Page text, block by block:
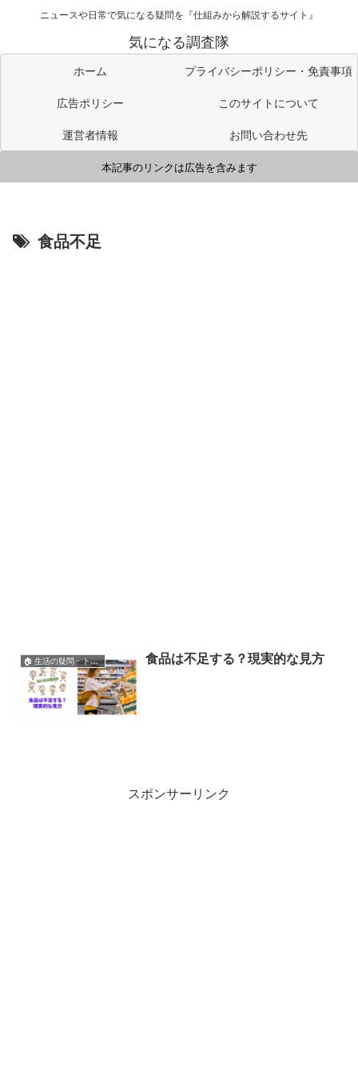
ニュースや日常で気になる疑問を『仕組みから解説するサイト』
気になる調査隊
ホーム
プライバシーポリシー・免責事項
広告ポリシー
このサイトについて
運営者情報
お問い合わせ先
本記事のリンクは広告を含みます
食品不足
🏠 生活の疑問・トラブル 食品は不足する？現実的な見方
スポンサーリンク